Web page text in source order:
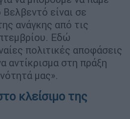
είναι σε
ανάγκης από τις
Εδώ
πολιτικές αποφάσεις
αντίκρισμα στη πράξη
μας».
κλείσιμο της